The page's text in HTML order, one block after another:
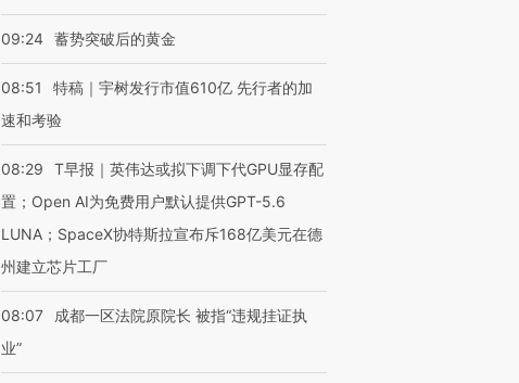
09:24 蓄势突破后的黄金
08:51
特稿｜宇树发行市值610亿 先行者的加
速和考验
08:29
T早报｜英伟达或拟下调下代GPU显存配
置；Open AI为免费用户默认提供GPT-5.6
LUNA；SpaceX协特斯拉宣布斥168亿美元在德
州建立芯片工厂
08:07
成都一区法院原院长 被指“违规挂证执
业”